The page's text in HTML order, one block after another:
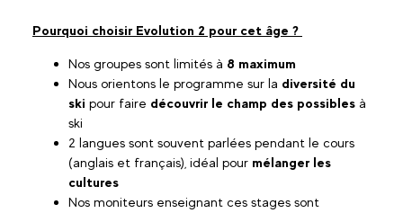
Pourquoi choisir Evolution 2 pour cet âge ?
Nos groupes sont limités à 8 maximum
Nous orientons le programme sur la diversité du
ski pour faire découvrir le champ des possibles à
ski
2 langues sont souvent parlées pendant le cours
(anglais et français), idéal pour mélanger les
cultures
Nos moniteurs enseignant ces stages sont